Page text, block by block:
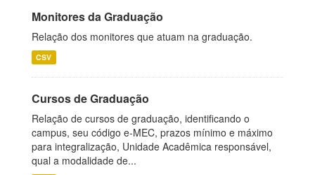
Monitores da Graduação
Relação dos monitores que atuam na graduação.
CSV
Cursos de Graduação
Relação de cursos de graduação, identificando o
campus, seu código e-MEC, prazos mínimo e máximo
para integralização, Unidade Acadêmica responsável,
qual a modalidade de...